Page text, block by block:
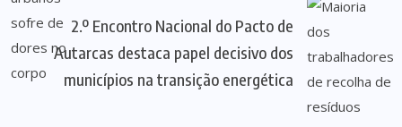
2.º Encontro Nacional do Pacto de
Autarcas destaca papel decisivo dos
municípios na transição energética